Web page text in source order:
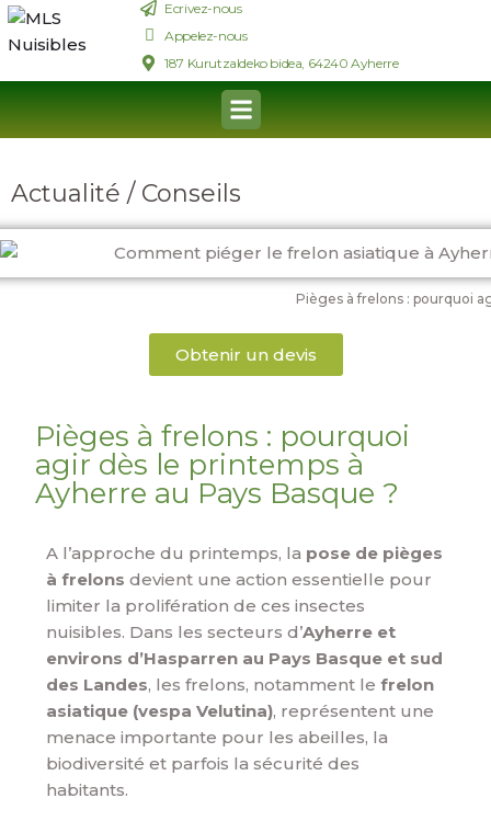
Ecrivez-nous
Appelez-nous
187 Kurutzaldeko bidea, 64240 Ayherre
Actualité / Conseils
Pièges à frelons : pourquoi
Obtenir un devis
Pièges à frelons : pourquoi
agir dès le printemps à
Ayherre au Pays Basque ?
A l’approche du printemps, la pose de pièges
à frelons devient une action essentielle pour
limiter la prolifération de ces insectes
nuisibles. Dans les secteurs d’Ayherre et
environs d’Hasparren au Pays Basque et sud
des Landes, les frelons, notamment le frelon
asiatique (vespa Velutina), représentent une
menace importante pour les abeilles, la
biodiversité et parfois la sécurité des
habitants.